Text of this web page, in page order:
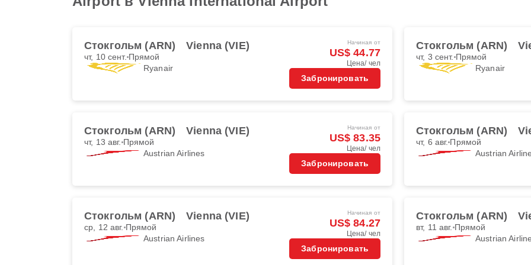
Стокгольм (ARN) Vienna (VIE)
чт, 10 сент. Прямой
Ryanair
Начиная от
US$ 44.77
Цена/ чел
Забронировать
Стокгольм (ARN)
чт, 3 сент. Прямой
Ryanair
Стокгольм (ARN) Vienna (VIE)
чт, 13 авг. Прямой
Austrian Airlines
Начиная от
US$ 83.35
Цена/ чел
Забронировать
Стокгольм (ARN)
чт, 6 авг. Прямой
Austrian
Стокгольм (ARN) Vienna (VIE)
ср, 12 авг. Прямой
Austrian Airlines
Начиная от
US$ 84.27
Цена/ чел
Забронировать
Стокгольм (ARN)
вт, 11 авг. Прямой
Austrian